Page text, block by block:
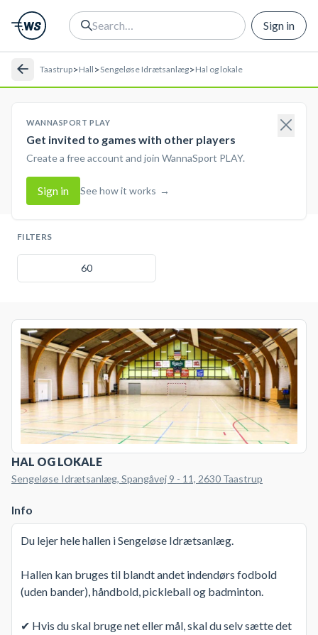
Sign in
Taastrup>Hall >Sengeløse Idrætsanlæg>Hal og lokale
WANNASPORT PLAY
Get invited to games with other players
Create a free account and join WannaSport PLAY.
Sign in See how it works →
FILTERS
60
HAL OG LOKALE
Sengeløse Idrætsanlæg, Spangåvej 9 - 11, 2630 Taastrup
Info
Du lejer hele hallen i Sengeløse Idrætsanlæg.
Hallen kan bruges til blandt andet indendørs fodbold
(uden bander), håndbold, pickleball og badminton.
✔ Hvis du skal bruge net eller mål, skal du selv sætte det